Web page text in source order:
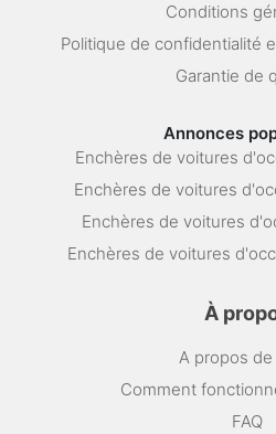
Conditions
Politique de confidentialité
Garantie de
Annonces
Enchères de voitures
Enchères de voitures
Enchères de voitures
Enchères de voitures
À
A propos
Comment
FAQ